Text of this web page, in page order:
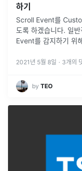
하기
Scroll Event를
도록 하겠습니다. 일반적인 Scroll Event 일반적으로 Scroll
Event를 감지하기
2021년 5월 8일 · 3개의
by TEO